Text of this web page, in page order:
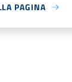
PAGINA